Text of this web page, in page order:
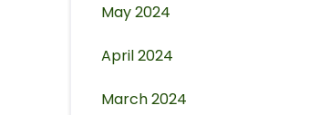
May 2024
April 2024
March 2024